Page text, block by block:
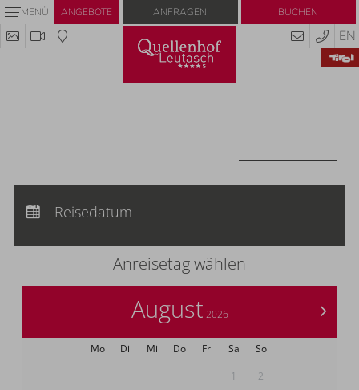
MENÜ ANGEBOTE Buchen
Anfragen
EN
Abreise:keine Auswahl
Reisedatum
Anreisetag wählen
>
August 2026
Mo Di Mi Do Fr Sa
So
1
2